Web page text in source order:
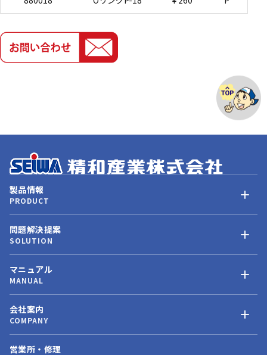
製品情報
PRODUCT
問題解決提案
SOLUTION
マニュアル
MANUAL
会社案内
COMPANY
営業所・修理